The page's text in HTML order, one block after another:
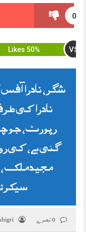
0
50% Likes VS
شگر، نادرا آفس
نادرا کی
رپورٹ، جو
گئی ہے، کی
مجید ملک